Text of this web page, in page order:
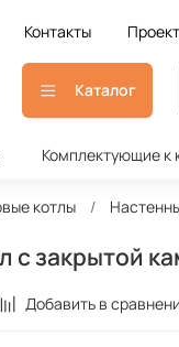
Контакты
Каталог
Комплектующие к
котлы
закрытой
Добавить в